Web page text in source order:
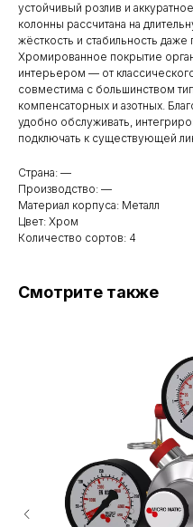
устойчивый розлив и
колонны рассчитана на
жёсткость и стабильность
Хромированное покрытие
интерьером — от
совместима с большинством
компенсаторных и азотных.
удобно обслуживать,
подключать к существующей
Страна: —
Производство: —
Материал корпуса: Металл
Цвет: Хром
Количество сортов: 4
Смотрите также